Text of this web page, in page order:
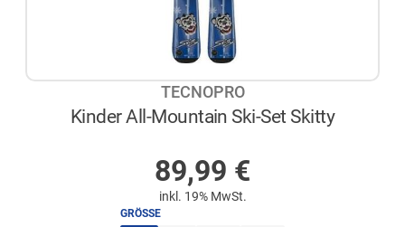
TECNOPRO
Kinder All-Mountain Ski-Set Skitty
89,99 €
inkl. 19% MwSt.
GRÖSSE